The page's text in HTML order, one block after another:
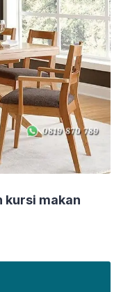
kursi makan